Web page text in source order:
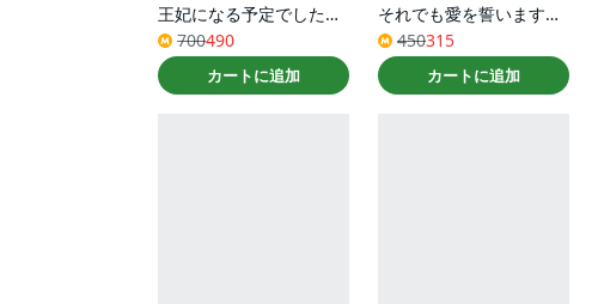
王妃になる予定でしたが、偽聖女の汚名を着せられたので逃亡したら、皇太子に溺愛されました。そちらもどうぞお幸せに。（コミック） ： 6
700490
カートに追加
それでも愛を誓いますか？ ： 8
450315
カートに追加